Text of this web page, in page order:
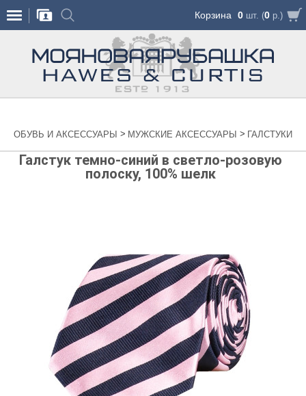
Корзина 0 шт. (0 р.)
ОБУВЬ И АКСЕССУАРЫ > МУЖСКИЕ АКСЕССУАРЫ > ГАЛСТУКИ
Галстук темно-синий в светло-розовую
полоску, 100% шелк